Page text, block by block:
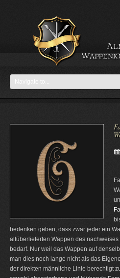
bedenken geben, dass zwar jeder ein
altüberlieferten Wappen des
bedarf. Nur weil das Wappen auf
man dies noch lange nicht als das
der direkten männliche Linie berechtigt